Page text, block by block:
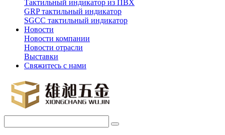
Тактильный индикатор из ПВХ
GRP тактильный индикатор
SGCC тактильный индикатор
Новости
Новости компании
Новости отрасли
Выставки
Свяжитесь с нами